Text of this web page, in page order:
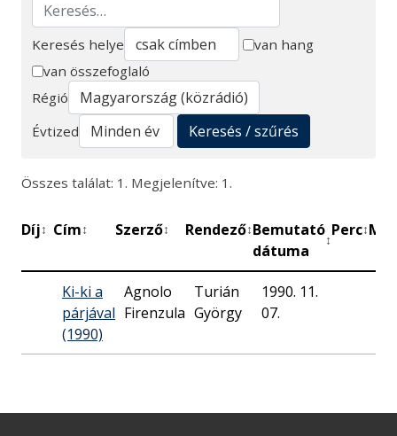
Keresés
Keresés helye
van hang
van összefoglaló
Régió
Évtized
Keresés / szűrés
Összes találat: 1. Megjelenítve: 1.
Díj↕ Cím↕ Szerző↕ Rendező↕Bemutató
dátuma
↕
Perc↕
Ki-ki a
párjával
(1990)
Agnolo
Firenzula
Turián
György
1990. 11.
07.